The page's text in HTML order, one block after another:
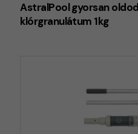
AstralPool gyorsan
klórgranulátum 1kg